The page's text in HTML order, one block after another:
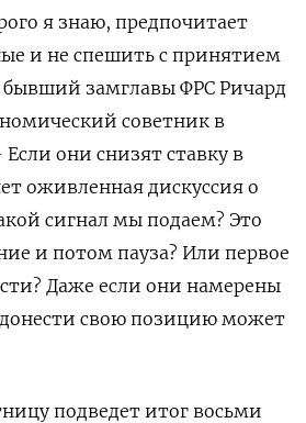
я знаю, предпочитает
и не спешить с принятием
замглавы ФРС Ричард
советник в
они снизят ставку в
оживленная дискуссия о
сигнал мы подаем? Это
и потом пауза? Или первое
Даже если они намерены
донести свою позицию может
подведет итог восьми